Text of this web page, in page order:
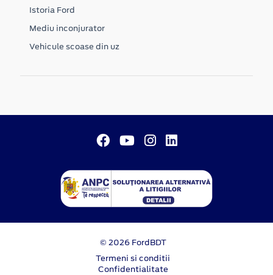
Istoria Ford
Mediu inconjurator
Vehicule scoase din uz
© 2026 FordBDT
Termeni si conditii
Confidentialitate